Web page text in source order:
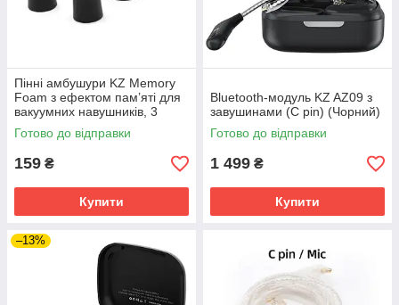
Пінні амбушури KZ Memory
Foam з ефектом пам’яті для
вакуумних навушників, 3
пари (Чорний)
Готово до відправки
159 ₴
Купити
Bluetooth-модуль KZ AZ09 з
завушинами (C pin) (Чорний)
Готово до відправки
1 499 ₴
Купити
–13%